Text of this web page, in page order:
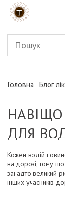
Головна Блог
НАВІЩО
ДЛЯ
Кожен водій
на дорозі, тому що
занадто великий
інших учасників